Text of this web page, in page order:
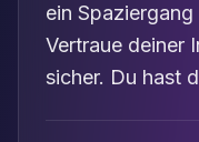
ein
Vertraue deiner
sicher. Du hast